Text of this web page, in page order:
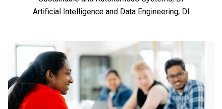
Artificial Intelligence and Data Engineering, DI